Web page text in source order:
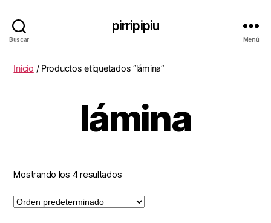
Buscar
pirripipiu
Menú
Inicio / Productos etiquetados “lámina”
lámina
Mostrando los 4 resultados